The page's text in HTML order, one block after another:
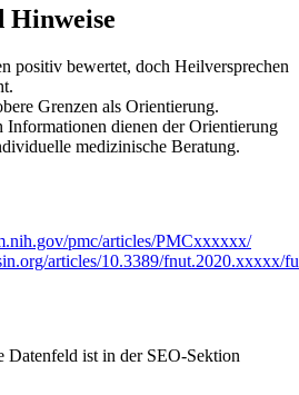
Hinweise
positiv bewertet, doch Heilversprechen
Grenzen als Orientierung.
Informationen dienen der Orientierung
medizinische Beratung.
pmc/articles/PMCxxxxxx/
articles/10.3389/fnut.2020.xxxxx/
ist in der SEO-Sektion